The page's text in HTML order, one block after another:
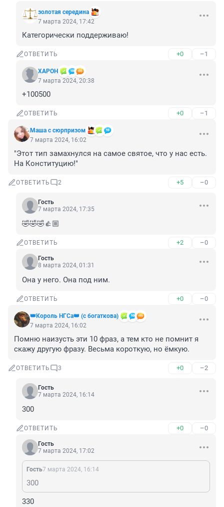
золотая середина
7 марта 2024, 17:42
Категорически поддерживаю!
ОТВЕТИТЬ +0 –1
XAPOH
7 марта 2024, 20:38
+100500
ОТВЕТИТЬ +0 –1
Маша с сюрпризом
7 марта 2024, 16:02
"Этот тип замахнулся на самое святое, что у нас есть.
На Конституцию!"
ОТВЕТИТЬ 2 +5 –0
Гость
7 марта 2024, 17:35
🤣🤣🤣👍🏼
ОТВЕТИТЬ +2 –0
Гость
8 марта 2024, 01:31
Она у него. Она под ним.
ОТВЕТИТЬ +0 –0
👑Король НГСа👑 (с богаткова)
7 марта 2024, 16:02
Помню наизусть эти 10 фраз, а тем кто не помнит я
скажу другую фразу. Весьма короткую, но ёмкую.
ОТВЕТИТЬ 3 +0 –2
Гость
7 марта 2024, 16:14
300
ОТВЕТИТЬ +0 –0
Гость
7 марта 2024, 17:02
Гость7 марта 2024, 16:14
300
330